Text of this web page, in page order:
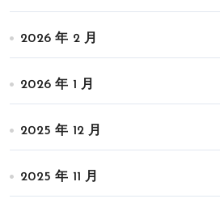
2026 年 2 月
2026 年 1 月
2025 年 12 月
2025 年 11 月